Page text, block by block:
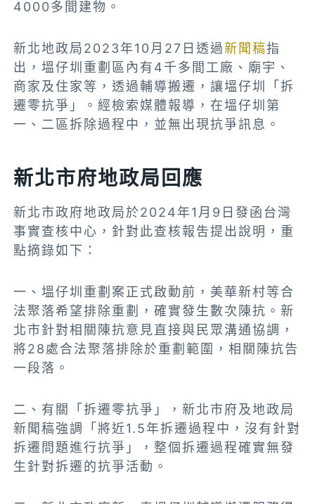
4000多間建物。
新北地政局2023年10月27日透過新聞稿指
出，塭仔圳重劃區內有4千多間工廠、廟宇、
商家及住家等，透過輔導搬遷，讓塭仔圳「拆
遷零抗爭」。經檢索媒體報導，在塭仔圳第
一、二區拆除過程中，並無出現抗爭訊息。
新北市府地政局回應
新北市政府地政局於2024年1月9日發函台灣
事實查核中心，針對此查核報吿提出說明，重
點摘錄如下：
一、塭仔圳重劃案正式啟動前，美華新村等合
法聚落希望排除重劃，確實發生數次陳抗。新
北市針對相關陳抗意見直接與民眾溝通協調，
將28處合法聚落排除於重劃範圍，相關陳抗告
一段落。
二、有關「拆遷零抗爭」，新北市府及地政局
新聞稿強調「將近1.5年拆遷過程中，沒有針對
拆遷問題進行抗爭」，整個拆遷過程確實無發
生針對拆遷的抗爭活動。